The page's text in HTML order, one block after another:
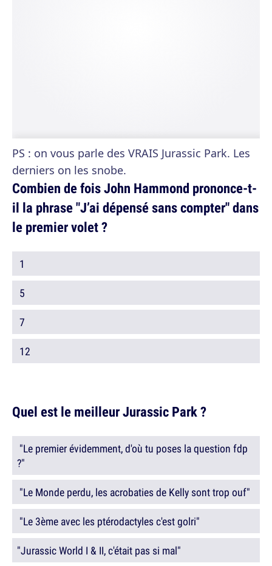
PS : on vous parle des VRAIS Jurassic Park. Les
derniers on les snobe.
Combien de fois John Hammond prononce-t-
il la phrase "J’ai dépensé sans compter" dans
le premier volet ?
1
5
7
12
Quel est le meilleur Jurassic Park ?
"Le premier évidemment, d'où tu poses la question fdp
?"
"Le Monde perdu, les acrobaties de Kelly sont trop ouf"
"Le 3ème avec les ptérodactyles c'est golri"
"Jurassic World I & II, c'était pas si mal"